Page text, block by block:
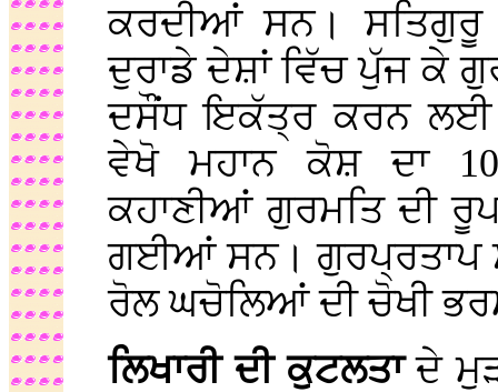
ਕਰਦੀਆਂ ਸਨ।
ਦੁਰਾਡੇ ਦੇਸ਼ਾਂ ਵਿੱਚ ਪੁੱਜ ਕੇ
ਦਸੌਂਧ ਇਕੱਤ੍ਰ ਕਰਨ ਲਈ
ਵੇਖੋ ਮਹਾਨ ਕੋਸ਼ ਦਾ
ਕਹਾਣੀਆਂ ਗੁਰਮਤਿ ਦੀ
ਗਈਆਂ ਸਨ। ਗੁਰਪ੍ਰਤਾਪ
ਰੋਲ ਘਚੋਲਿਆਂ ਦੀ ਚੋਖੀ
ਲਿਖਾਰੀ ਦੀ ਕੁਟਲਤਾਦੇ